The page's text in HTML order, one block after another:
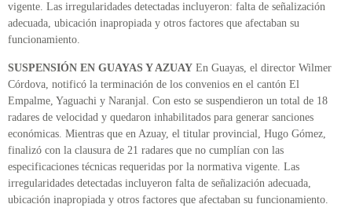
vigente. Las irregularidades detectadas incluyeron: falta de señalización
adecuada, ubicación inapropiada y otros factores que afectaban su
funcionamiento.
SUSPENSIÓN EN GUAYAS Y AZUAY En Guayas, el director Wilmer
Córdova, notificó la terminación de los convenios en el cantón El
Empalme, Yaguachi y Naranjal. Con esto se suspendieron un total de 18
radares de velocidad y quedaron inhabilitados para generar sanciones
económicas. Mientras que en Azuay, el titular provincial, Hugo Gómez,
finalizó con la clausura de 21 radares que no cumplían con las
especificaciones técnicas requeridas por la normativa vigente. Las
irregularidades detectadas incluyeron falta de señalización adecuada,
ubicación inapropiada y otros factores que afectaban su funcionamiento.